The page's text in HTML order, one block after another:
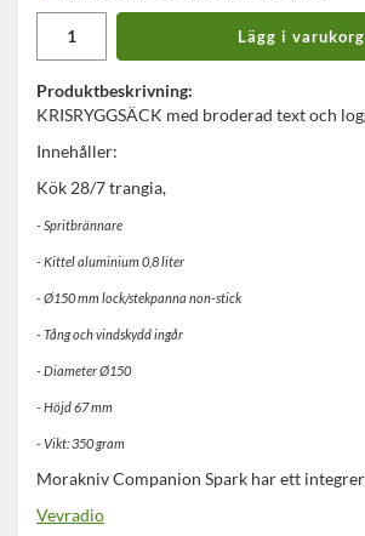
Lägg i
Produktbeskrivning:
KRISRYGGSÄCK med broderad text och
Innehåller:
Kök 28/7 trangia,
- Spritbrännare
- Kittel aluminium 0,8 liter
- Ø150 mm lock/stekpanna non-stick
- Tång och vindskydd ingår
- Diameter Ø150
- Höjd 67 mm
- Vikt: 350 gram
Morakniv Companion Spark har ett
Vevradio